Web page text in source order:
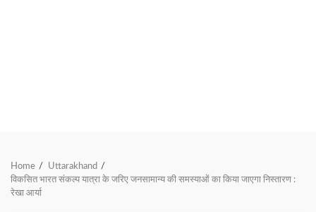
Home
Uttarakhand
विकसित भारत संकल्प यात्रा के जरिए जनसामान्य की समस्याओं का किया जाएगा निस्तारण :
रेखा आर्या